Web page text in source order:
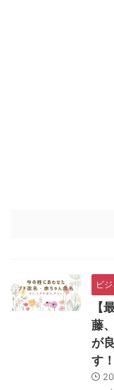
ビ
【
藤
が
す！